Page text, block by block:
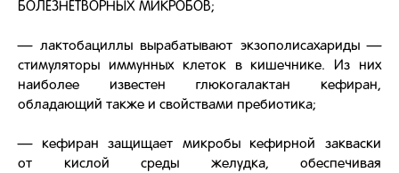
БОЛЕЗНЕТВОРНЫХ МИКРОБОВ;
— лактобациллы вырабатывают экзополисахариды —
стимуляторы иммунных клеток в кишечнике. Из них
наиболее известен глюкогалактан кефиран,
обладающий также и свойствами пребиотика;
— кефиран защищает микробы кефирной закваски
от кислой среды желудка, обеспечивая